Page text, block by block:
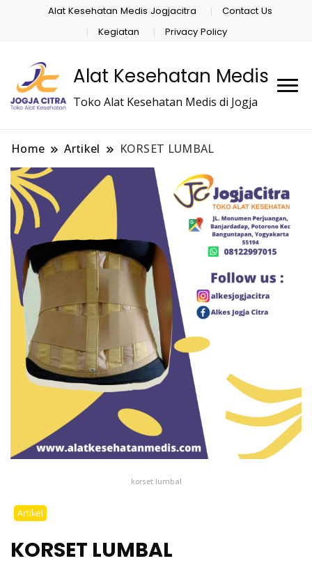
Alat Kesehatan Medis Jogjacitra
Contact Us
Kegiatan
Privacy Policy
Alat Kesehatan Medis
Toko Alat Kesehatan Medis di Jogja
Home Artikel KORSET LUMBAL
korset lumbal
Artikel
KORSET LUMBAL